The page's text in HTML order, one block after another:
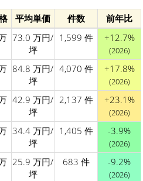
平均単価 件数
前年比
73.0 万円/
坪
1,599 件 +12.7%
(2026)
84.8 万円/
坪
4,070 件 +17.8%
(2026)
42.9 万円/
坪
2,137 件 +23.1%
(2026)
34.4 万円/
坪
1,405 件 -3.9%
(2026)
25.9 万円/
坪
683 件 -9.2%
(2026)